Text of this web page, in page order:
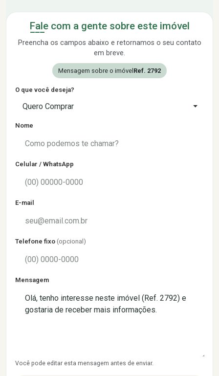
Fale com a gente sobre este imóvel
Preencha os campos abaixo e retornamos o seu contato
em breve.
Mensagem sobre o imóvel Ref. 2792
O que você deseja?
Quero Comprar
Nome
Celular / WhatsApp
E-mail
Telefone fixo (opcional)
Mensagem
Você pode editar esta mensagem antes de enviar.